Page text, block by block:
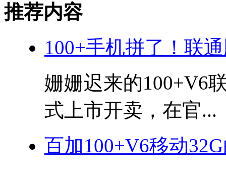
推荐内容
100+手机拼了！联
姗姗迟来的100+V6
式上市开卖，在官...
百加100+V6移动